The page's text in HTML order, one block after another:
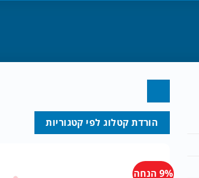
הורדת קטלוג לפי קטגוריות
9% הנחה